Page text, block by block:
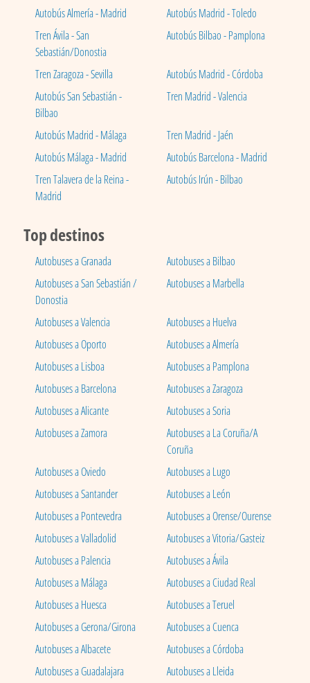
Autobús Almería - Madrid
Autobús Madrid - Toledo
Tren Ávila - San
Sebastián/Donostia
Autobús Bilbao - Pamplona
Tren Zaragoza - Sevilla
Autobús Madrid - Córdoba
Autobús San Sebastián -
Bilbao
Tren Madrid - Valencia
Autobús Madrid - Málaga
Tren Madrid - Jaén
Autobús Málaga - Madrid
Autobús Barcelona - Madrid
Tren Talavera de la Reina -
Madrid
Autobús Irún - Bilbao
Top destinos
Autobuses a Granada
Autobuses a Bilbao
Autobuses a San Sebastián /
Donostia
Autobuses a Marbella
Autobuses a Valencia
Autobuses a Huelva
Autobuses a Oporto
Autobuses a Almería
Autobuses a Lisboa
Autobuses a Pamplona
Autobuses a Barcelona
Autobuses a Zaragoza
Autobuses a Alicante
Autobuses a Soria
Autobuses a Zamora
Autobuses a La Coruña/A
Coruña
Autobuses a Oviedo
Autobuses a Lugo
Autobuses a Santander
Autobuses a León
Autobuses a Pontevedra
Autobuses a Orense/Ourense
Autobuses a Valladolid
Autobuses a Vitoria/Gasteiz
Autobuses a Palencia
Autobuses a Ávila
Autobuses a Málaga
Autobuses a Ciudad Real
Autobuses a Huesca
Autobuses a Teruel
Autobuses a Gerona/Girona
Autobuses a Cuenca
Autobuses a Albacete
Autobuses a Córdoba
Autobuses a Guadalajara
Autobuses a Lleida